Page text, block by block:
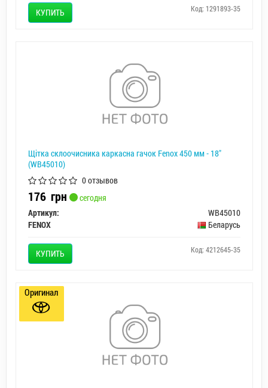
КУПИТЬ Код: 1291893-35
Щітка склоочисника каркасна гачок Fenox 450 мм - 18"
(WB45010)
0 отзывов
176 грн
сегодня
Артикул:
WB45010
FENOX
Беларусь
КУПИТЬ Код: 4212645-35
Оригинал